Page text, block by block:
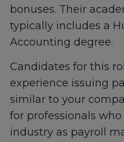
bonuses. Their
typically includes a
Accounting degree.
Candidates for this
experience issuing
similar to your
for professionals
industry as payroll